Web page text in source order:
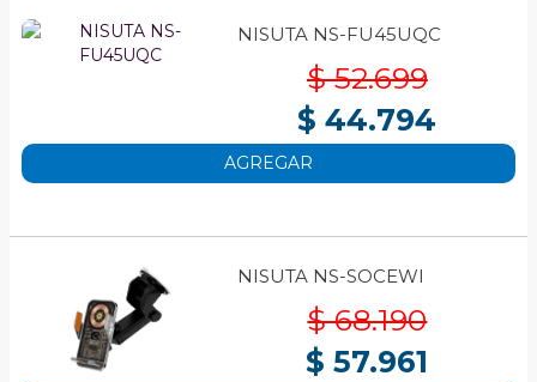
NISUTA NS-FU45UQC
$ 52.699
$ 44.794
AGREGAR
NISUTA NS-SOCEWI
$ 68.190
$ 57.961